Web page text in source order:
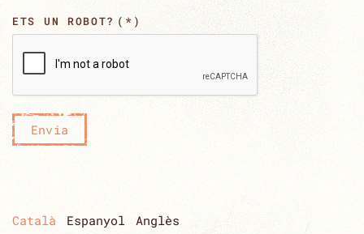
ETS UN ROBOT? (*)
Envia
Català Espanyol Anglès